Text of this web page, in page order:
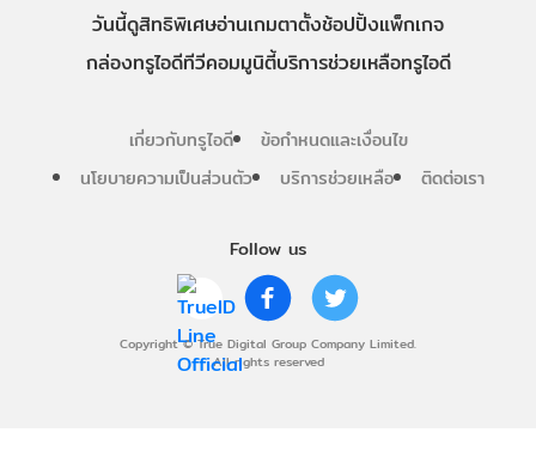
Follow us
Copyright © True Digital Group Company Limited.
All rights reserved
วันนี้ดูสิทธิพิเศษอ่านเกมตาตั้งช้อปปิ้งแพ็กเกจ
กล่องทรูไอดีทีวีคอมมูนิตี้บริการช่วยเหลือทรูไอดี
เกี่ยวกับทรูไอดี
ข้อกำหนดและเงื่อนไข
นโยบายความเป็นส่วนตัว
บริการช่วยเหลือ ติดต่อเรา